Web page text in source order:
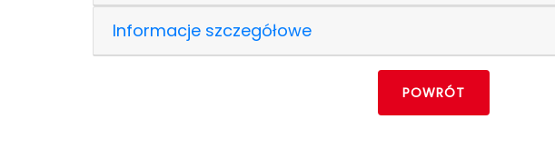
Informacje szczegółowe
POWRÓT